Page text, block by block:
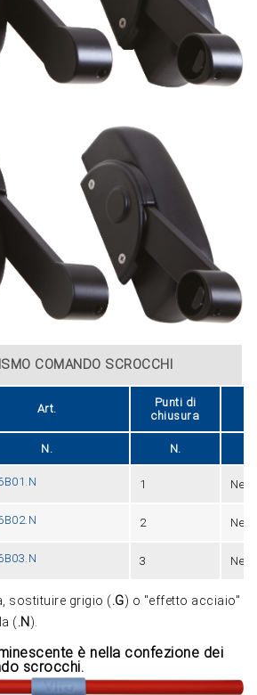
COMANDO SCROCCHI
Art.
Punti di
chiusura
N. N.
1 Nero
2 Nero
3 Nero
sostituire grigio (.G) o "effetto acciaio"
(.N ).
è nella confezione dei
scrocchi.